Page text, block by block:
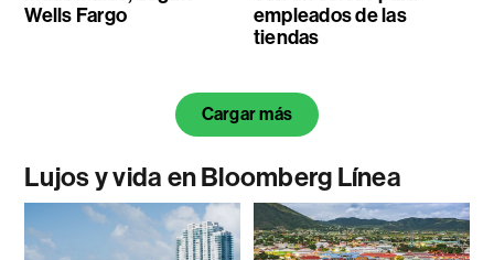
Wells Fargo
empleados de las
tiendas
Cargar más
Lujos y vida en Bloomberg Línea